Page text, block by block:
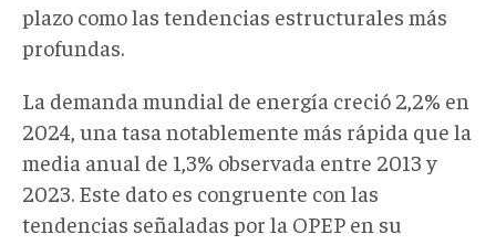
plazo como las tendencias estructurales más
profundas.
La demanda mundial de energía creció 2,2% en
2024, una tasa notablemente más rápida que la
media anual de 1,3% observada entre 2013 y
2023. Este dato es congruente con las
tendencias señaladas por la OPEP en su